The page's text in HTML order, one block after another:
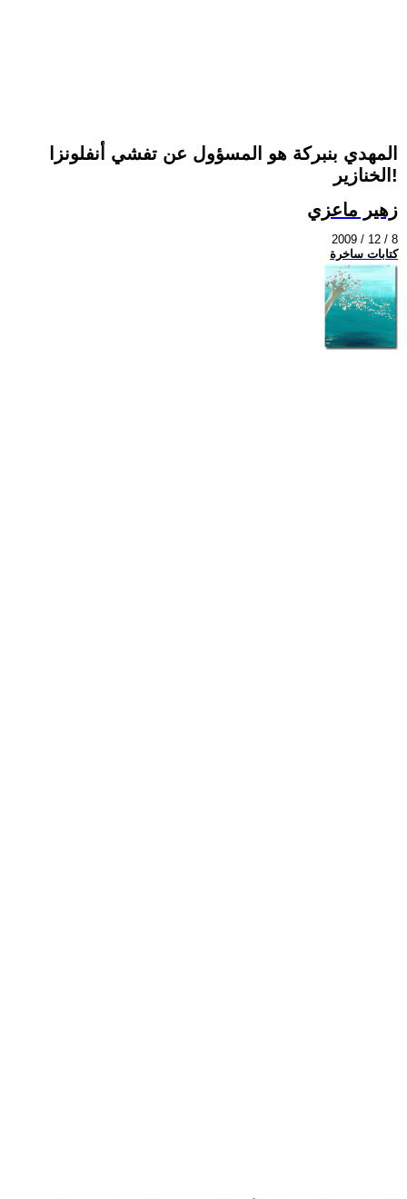
المهدي بنبركة هو المسؤول عن تفشي أنفلونزا
الخنازير!
زهير ماعزي
2009 / 12 / 8
كتابات ساخرة